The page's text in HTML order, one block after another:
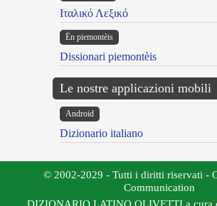
Ιταλικό Λεξικό
Ën piemontèis
Dissionari piemontèis
Le nostre applicazioni mobili
Android
Dizionario italiano
© 2002-2029 - Tutti i diritti riservati -
Communication